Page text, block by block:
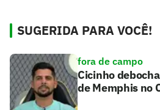
SUGERIDA PARA VOCÊ!
fora de campo
Cicinho
de Memphis no